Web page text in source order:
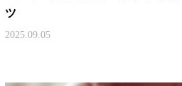
ツ
2025.09.05